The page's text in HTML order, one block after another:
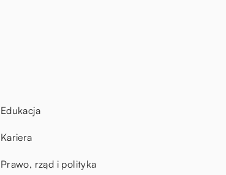
Edukacja
Kariera
Prawo, rząd i polityka